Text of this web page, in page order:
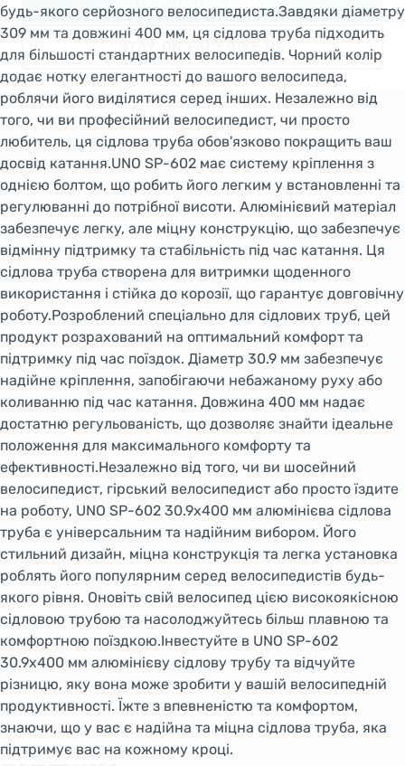
будь-якого серйозного велосипедиста.Завдяки діаметру
309 мм та довжині 400 мм, ця сідлова труба підходить
для більшості стандартних велосипедів. Чорний колір
додає нотку елегантності до вашого велосипеда,
роблячи його виділятися серед інших. Незалежно від
того, чи ви професійний велосипедист, чи просто
любитель, ця сідлова труба обов'язково покращить ваш
досвід катання.UNO SP-602 має систему кріплення з
однією болтом, що робить його легким у встановленні та
регулюванні до потрібної висоти. Алюмінієвий матеріал
забезпечує легку, але міцну конструкцію, що забезпечує
відмінну підтримку та стабільність під час катання. Ця
сідлова труба створена для витримки щоденного
використання і стійка до корозії, що гарантує довговічну
роботу.Розроблений спеціально для сідлових труб, цей
продукт розрахований на оптимальний комфорт та
підтримку під час поїздок. Діаметр 30.9 мм забезпечує
надійне кріплення, запобігаючи небажаному руху або
коливанню під час катання. Довжина 400 мм надає
достатню регульованість, що дозволяє знайти ідеальне
положення для максимального комфорту та
ефективності.Незалежно від того, чи ви шосейний
велосипедист, гірський велосипедист або просто їздите
на роботу, UNO SP-602 30.9x400 мм алюмінієва сідлова
труба є універсальним та надійним вибором. Його
стильний дизайн, міцна конструкція та легка установка
роблять його популярним серед велосипедистів будь-
якого рівня. Оновіть свій велосипед цією високоякісною
сідловою трубою та насолоджуйтесь більш плавною та
комфортною поїздкою.Інвестуйте в UNO SP-602
30.9x400 мм алюмінієву сідлову трубу та відчуйте
різницю, яку вона може зробити у вашій велосипедній
продуктивності. Їжте з впевненістю та комфортом,
знаючи, що у вас є надійна та міцна сідлова труба, яка
підтримує вас на кожному кроці.
STAY ON FACEBIKE.UA